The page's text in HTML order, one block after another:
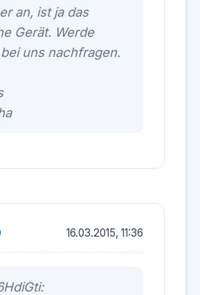
an, ist ja das
Gerät. Werde
uns nachfragen.
16.03.2015, 11:36